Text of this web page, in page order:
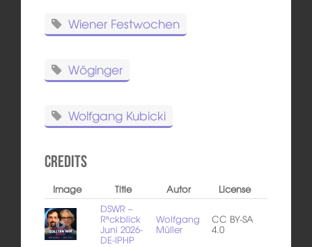
Wiener Festwochen
Wöginger
Wolfgang Kubicki
Credits
Image Title Autor
License
DSWR –
Rⁿckblick
Juni 2026-
DE-IPHP
Wolfgang
Müller
CC BY-SA
4.0